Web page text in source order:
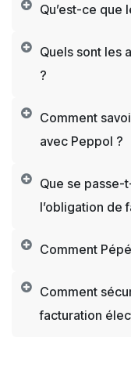
Qu’est-ce que
Quels sont les
?
Comment
avec Peppol ?
Que se passe-
l’obligation de
Comment
Comment
facturation